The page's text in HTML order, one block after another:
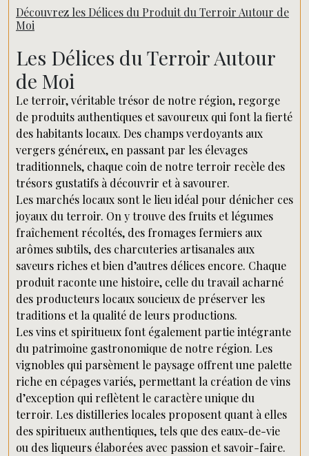
Découvrez les Délices du Produit du Terroir Autour de
Moi
Les Délices du Terroir Autour
de Moi
Le terroir, véritable trésor de notre région, regorge
de produits authentiques et savoureux qui font la fierté
des habitants locaux. Des champs verdoyants aux
vergers généreux, en passant par les élevages
traditionnels, chaque coin de notre terroir recèle des
trésors gustatifs à découvrir et à savourer.
Les marchés locaux sont le lieu idéal pour dénicher ces
joyaux du terroir. On y trouve des fruits et légumes
fraîchement récoltés, des fromages fermiers aux
arômes subtils, des charcuteries artisanales aux
saveurs riches et bien d’autres délices encore. Chaque
produit raconte une histoire, celle du travail acharné
des producteurs locaux soucieux de préserver les
traditions et la qualité de leurs productions.
Les vins et spiritueux font également partie intégrante
du patrimoine gastronomique de notre région. Les
vignobles qui parsèment le paysage offrent une palette
riche en cépages variés, permettant la création de vins
d’exception qui reflètent le caractère unique du
terroir. Les distilleries locales proposent quant à elles
des spiritueux authentiques, tels que des eaux-de-vie
ou des liqueurs élaborées avec passion et savoir-faire.